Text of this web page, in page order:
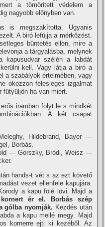
a tömöritett védelem a
nagyobb előnyben van.
is megszakí­totta. Ugyanis
A biró lefújja a mérkőzést.
büntetés ellen, mire a
a tárgyalásba, melynek
szélén a labdát
kell. Vagy látja a biró a
a szabályok értelmében, vagy
okozzon felesleges izgalmat
fütyüljön ha van miért.
iramban folyt le s mindkét
A két csapat
Hildebrand, Bayer —
Borbás.
— Gorszky, Bródi, Weisz —
hands-t vét s az ezt követő
vezet ellenfele kapujára.
a kapu fölé lövi. Majd a
ér el. Borbás szép
gólba nyomják. Kezdés után
a kapu mellé megy. Majd
kornerre ejti ki kezéből. Az